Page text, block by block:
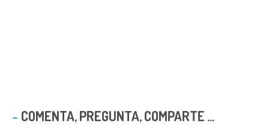
COMENTA, PREGUNTA, COMPARTE ...